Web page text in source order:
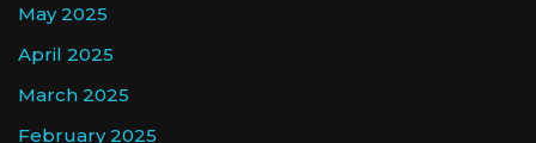
May 2025
April 2025
March 2025
February 2025